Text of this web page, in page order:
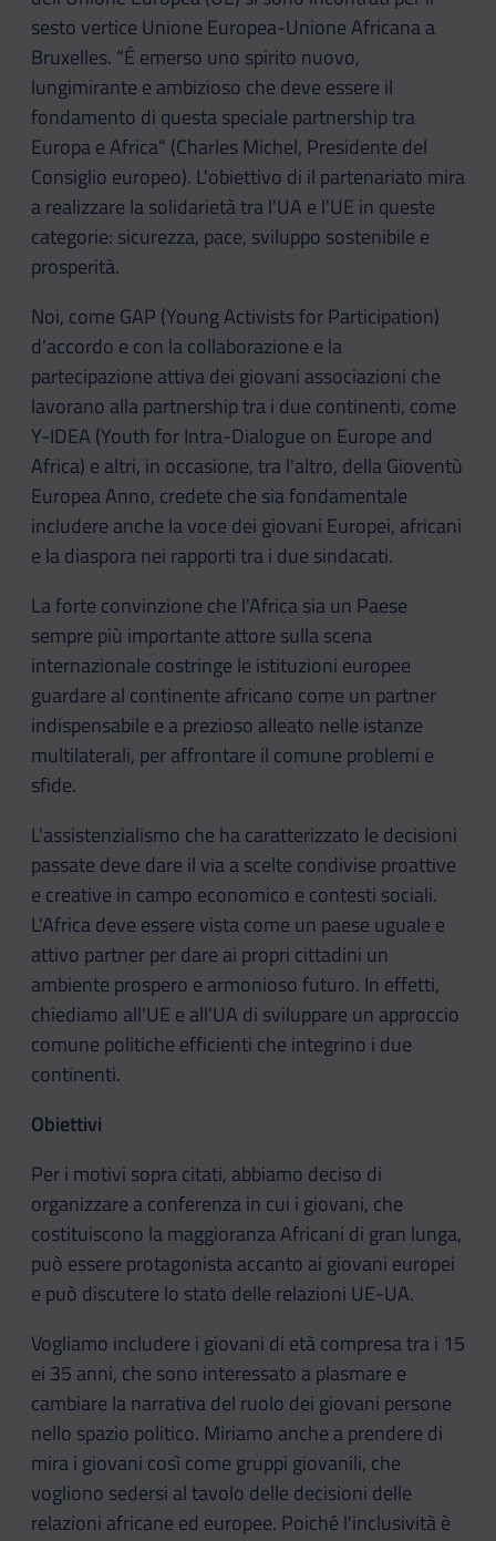
sesto vertice Unione Europea-Unione Africana a
Bruxelles. “É emerso uno spirito nuovo,
lungimirante e ambizioso che deve essere il
fondamento di questa speciale partnership tra
Europa e Africa” (Charles Michel, Presidente del
Consiglio europeo). L'obiettivo di il partenariato mira
a realizzare la solidarietà tra l'UA e l'UE in queste
categorie: sicurezza, pace, sviluppo sostenibile e
prosperità.
Noi, come GAP (Young Activists for Participation)
d'accordo e con la collaborazione e la
partecipazione attiva dei giovani associazioni che
lavorano alla partnership tra i due continenti, come
Y-IDEA (Youth for Intra-Dialogue on Europe and
Africa) e altri, in occasione, tra l'altro, della Gioventù
Europea Anno, credete che sia fondamentale
includere anche la voce dei giovani Europei, africani
e la diaspora nei rapporti tra i due sindacati.
La forte convinzione che l'Africa sia un Paese
sempre più importante attore sulla scena
internazionale costringe le istituzioni europee
guardare al continente africano come un partner
indispensabile e a prezioso alleato nelle istanze
multilaterali, per affrontare il comune problemi e
sfide.
L'assistenzialismo che ha caratterizzato le decisioni
passate deve dare il via a scelte condivise proattive
e creative in campo economico e contesti sociali.
L'Africa deve essere vista come un paese uguale e
attivo partner per dare ai propri cittadini un
ambiente prospero e armonioso futuro. In effetti,
chiediamo all'UE e all'UA di sviluppare un approccio
comune politiche efficienti che integrino i due
continenti.
Obiettivi
Per i motivi sopra citati, abbiamo deciso di
organizzare a conferenza in cui i giovani, che
costituiscono la maggioranza Africani di gran lunga,
può essere protagonista accanto ai giovani europei
e può discutere lo stato delle relazioni UE-UA.
Vogliamo includere i giovani di età compresa tra i 15
ei 35 anni, che sono interessato a plasmare e
cambiare la narrativa del ruolo dei giovani persone
nello spazio politico. Miriamo anche a prendere di
mira i giovani così come gruppi giovanili, che
vogliono sedersi al tavolo delle decisioni delle
relazioni africane ed europee. Poiché l'inclusività è